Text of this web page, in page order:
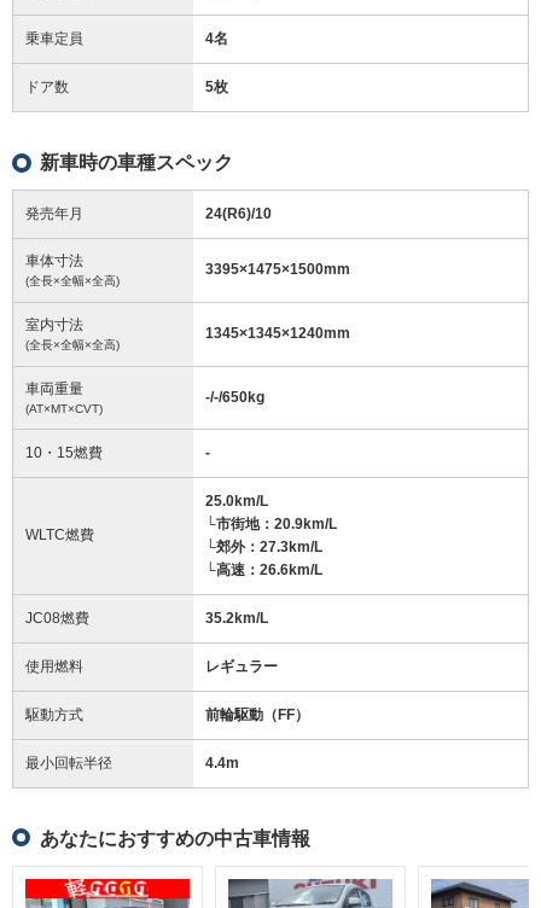
乗車定員 4名
ドア数 5枚
新車時の車種スペック
発売年月 24(R6)/10
車体寸法
(全長×全幅×全高)
3395×1475×1500mm
室内寸法
(全長×全幅×全高)
1345×1345×1240mm
車両重量
(AT×MT×CVT)
-/-/650kg
10・15燃費 -
WLTC燃費
25.0km/L
└市街地：20.9km/L
└郊外：27.3km/L
└高速：26.6km/L
JC08燃費 35.2km/L
使用燃料 レギュラー
駆動方式 前輪駆動（FF）
最小回転半径 4.4m
あなたにおすすめの中古車情報